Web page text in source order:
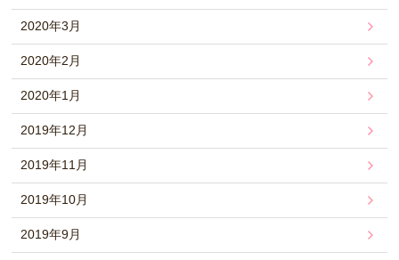
2020年3月
2020年2月
2020年1月
2019年12月
2019年11月
2019年10月
2019年9月